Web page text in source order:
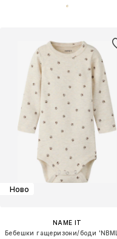
Ново
NAME IT